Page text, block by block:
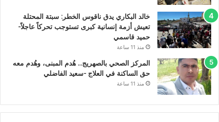
خالد البكاري يدق ناقوس الخطر: سبتة المحتلة
تعيش أزمة إنسانية كبرى تستوجب تحركاً عاجلاً-
حميد قاسمي
منذ 11 ساعة
المركز الصحي بالصهريج… هُدم المبنى، وهُدم معه
حق الساكنة في العلاج -سعيد الفاضلي
منذ 11 ساعة